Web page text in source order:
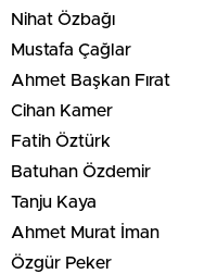
Nihat Özbağı
Mustafa Çağlar
Ahmet Başkan Fırat
Cihan Kamer
Fatih Öztürk
Batuhan Özdemir
Tanju Kaya
Ahmet Murat İman
Özgür Peker